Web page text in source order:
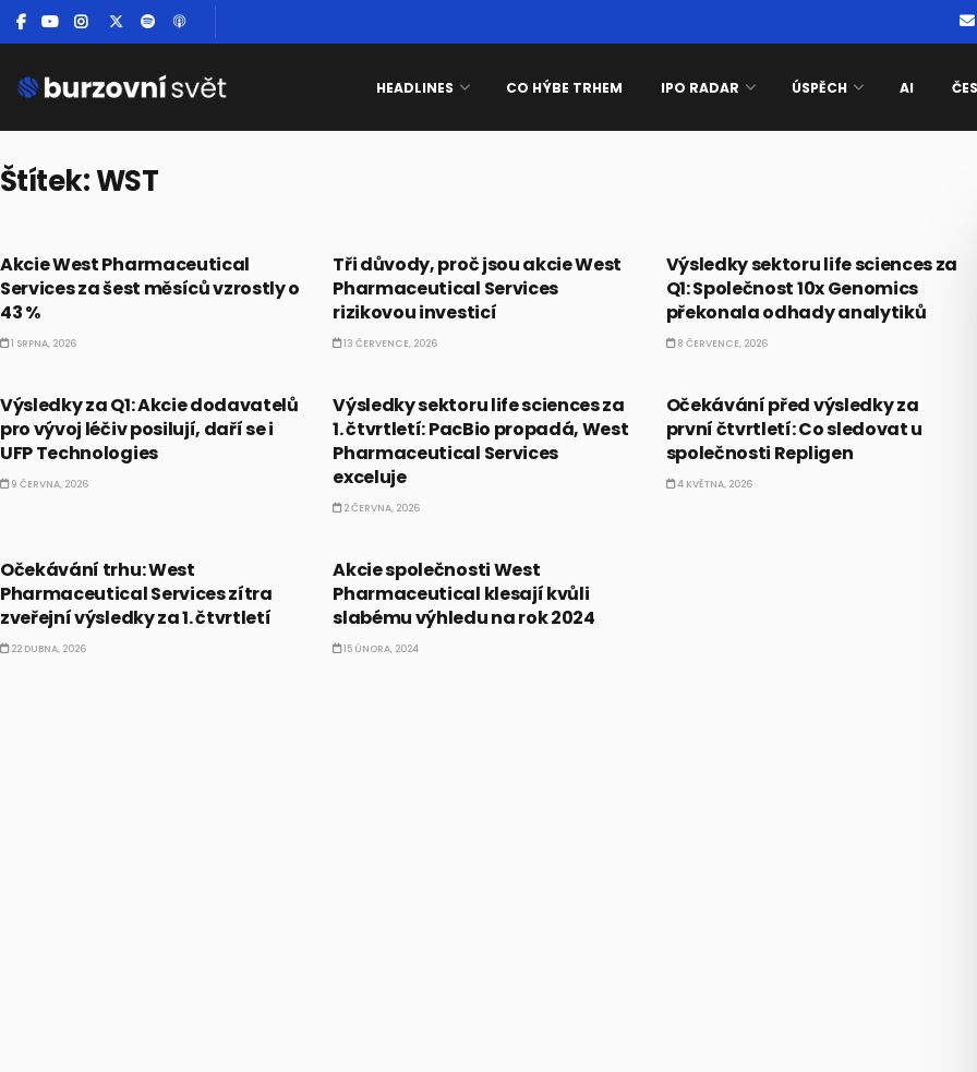
HEADLINES CO HÝBE TRHEM IPO RADAR ÚSPĚCH AI
Štítek:WST
Akcie West Pharmaceutical
Services za šest měsíců vzrostly o
43 %
1 SRPNA, 2026
Tři důvody, proč jsou akcie West
Pharmaceutical Services
rizikovou investicí
13 ČERVENCE, 2026
Výsledky sektoru life sciences za
Q1: Společnost 10x Genomics
překonala odhady analytiků
8 ČERVENCE, 2026
Výsledky za Q1: Akcie dodavatelů
pro vývoj léčiv posilují, daří se i
UFP Technologies
9 ČERVNA, 2026
Výsledky sektoru life sciences za
1. čtvrtletí: PacBio propadá, West
Pharmaceutical Services
exceluje
2 ČERVNA, 2026
Očekávání před výsledky za
první čtvrtletí: Co sledovat u
společnosti Repligen
4 KVĚTNA, 2026
Očekávání trhu: West
Pharmaceutical Services zítra
zveřejní výsledky za 1. čtvrtletí
22 DUBNA, 2026
Akcie společnosti West
Pharmaceutical klesají kvůli
slabému výhledu na rok 2024
15 ÚNORA, 2024